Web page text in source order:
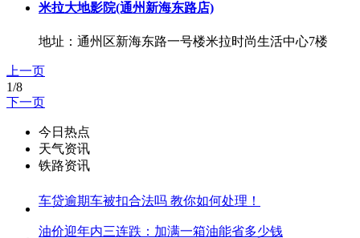
米拉大地影院(通州新海东路店)
地址：通州区新海东路一号楼米拉时尚生活中心7楼
上一页
1/8
下一页
今日热点
天气资讯
铁路资讯
车贷逾期车被扣合法吗 教你如何处理！
油价迎年内三连跌：加满一箱油能省多少钱